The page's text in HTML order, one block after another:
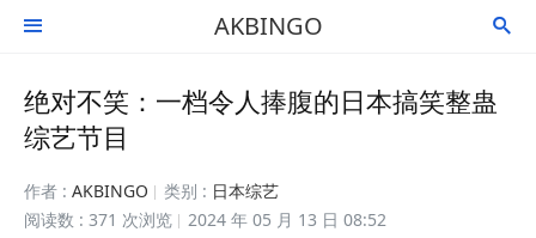
 AKBINGO 
绝对不笑：一档令人捧腹的日本搞笑整蛊
综艺节目
作者 : AKBINGO 类别 : 日本综艺
阅读数 : 371 次浏览
2024 年 05 月 13 日 08:52